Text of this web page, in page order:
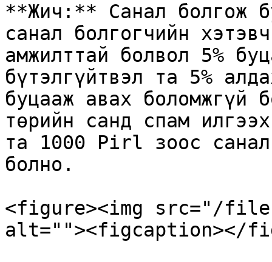
**Жич:** Санал болгож
санал болгогчийн
амжилттай болвол 5%
бүтэлгүйтвэл та 5%
буцааж авах боломжгүй
төрийн санд спам
та 1000 Pirl зоос
болно.
<figure><img src="/files/
alt=""><figcaption></